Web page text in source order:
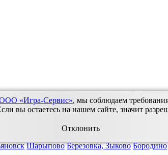
Шарыпово Березовка, Зыково Бородино
«Игра-Сервис», мы соблюдаем
остаетесь на нашем сайте, значит
Отклонить